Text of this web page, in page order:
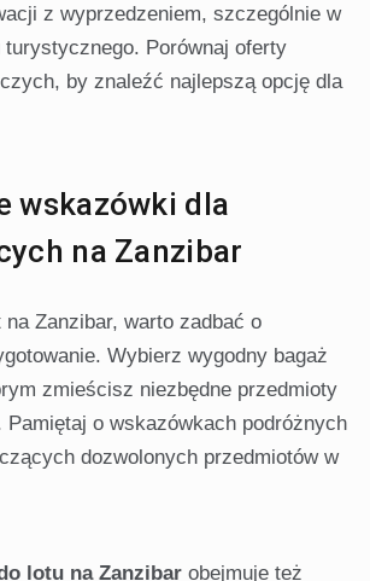
z wyprzedzeniem, szczególnie w
Porównaj oferty
by znaleźć najlepszą opcję dla
wskazówki dla
na Zanzibar
na Zanzibar, warto zadbać o
Wybierz wygodny bagaż
zmieścisz niezbędne przedmioty
Pamiętaj o wskazówkach podróżnych
dozwolonych przedmiotów w
lotu na Zanzibar obejmuje też